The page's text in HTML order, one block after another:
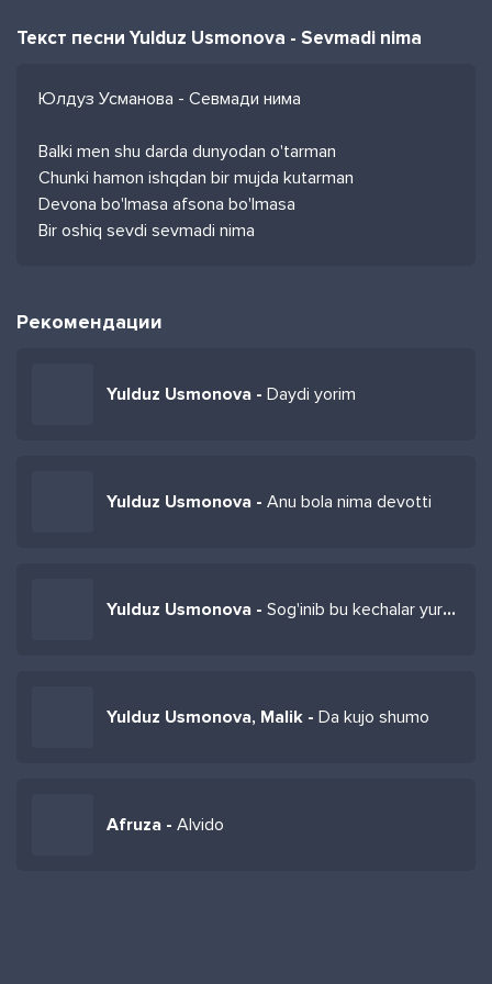
Текст песни Yulduz Usmonova - Sevmadi nima
Юлдуз Усманова - Севмади нима
Balki men shu darda dunyodan o'tarman
Chunki hamon ishqdan bir mujda kutarman
Devona bo'lmasa afsona bo'lmasa
Bir oshiq sevdi sevmadi nima
Рекомендации
Yulduz Usmonova - Daydi yorim
Yulduz Usmonova - Anu bola nima devotti
Yulduz Usmonova - Sog'inib bu kechalar yuragim kuychalar
Yulduz Usmonova, Malik - Da kujo shumo
Afruza - Alvido